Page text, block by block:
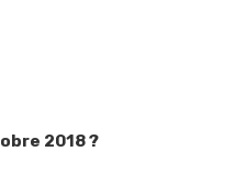
2018 ?